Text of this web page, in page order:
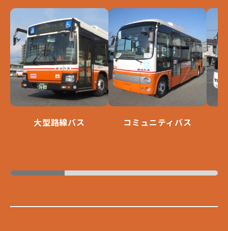
大型路線バス コミュニティバス